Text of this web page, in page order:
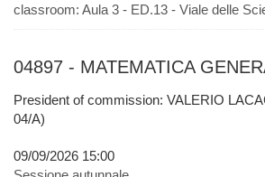
classroom: Aula 3 - ED.13 - Viale delle
04897 - MATEMATICA
President of commission: VALERIO
04/A)
09/09/2026 15:00